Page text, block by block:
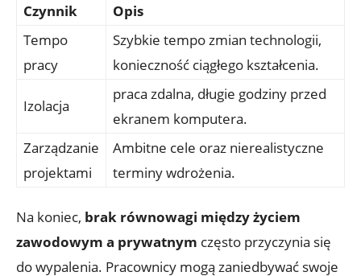
Czynnik
Opis
Tempo
pracy
Szybkie tempo zmian technologii,
konieczność ciągłego kształcenia.
Izolacja
praca zdalna, długie godziny przed
ekranem komputera.
Zarządzanie
projektami
Ambitne cele oraz nierealistyczne
terminy wdrożenia.
Na koniec, brak równowagi między życiem
zawodowym a prywatnym często przyczynia się
do wypalenia. Pracownicy mogą zaniedbywać swoje